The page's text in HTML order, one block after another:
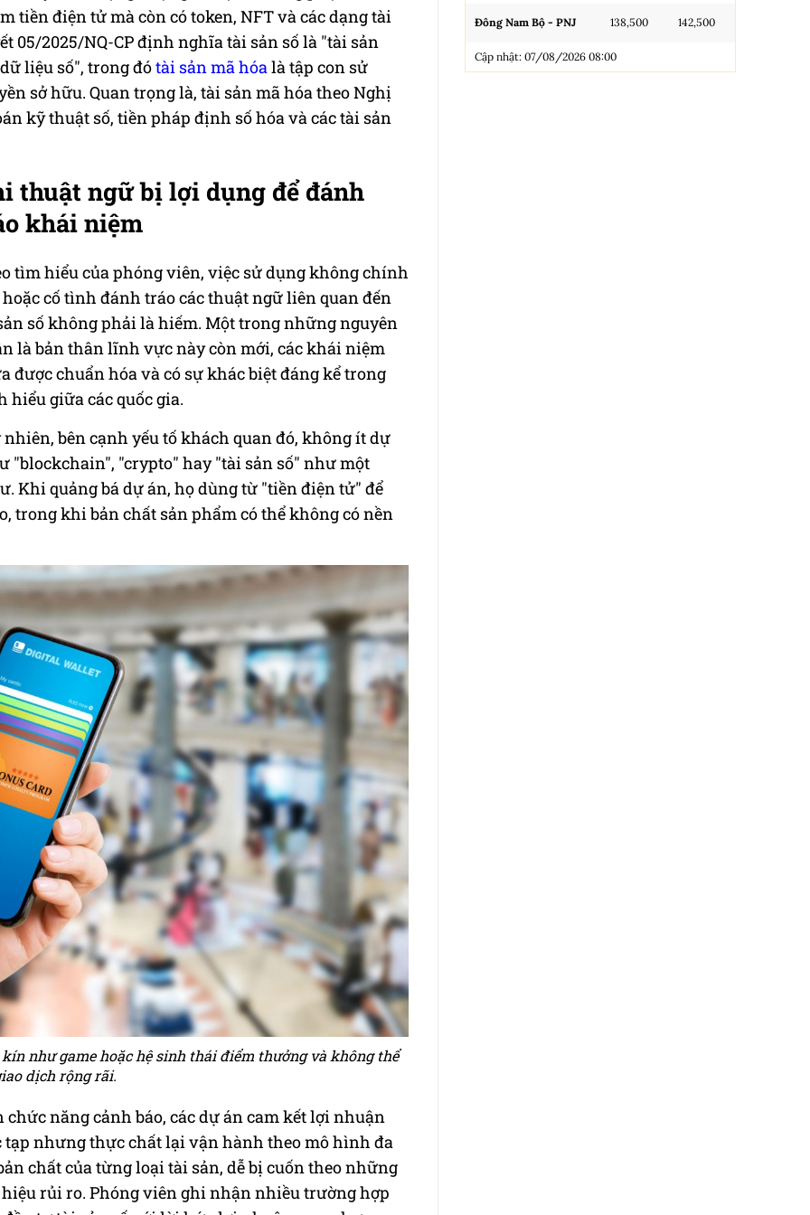
tiền điện tử mà còn có token, NFT và các dạng tài
05/2025/NQ-CP định nghĩa tài sản số là "tài sản
liệu số", trong đótài sản mã hóalà tập con sử
sở hữu. Quan trọng là, tài sản mã hóa theo Nghị
kỹ thuật số, tiền pháp định số hóa và các tài sản
thuật ngữ bị lợi dụng để đánh
khái niệm
tìm hiểu của phóng viên, việc sử dụng không chính
cố tình đánh tráo các thuật ngữ liên quan đến
số không phải là hiếm. Một trong những nguyên
là bản thân lĩnh vực này còn mới, các khái niệm
được chuẩn hóa và có sự khác biệt đáng kể trong
hiểu giữa các quốc gia.
nhiên, bên cạnh yếu tố khách quan đó, không ít dự
"blockchain", "crypto" hay "tài sản số" như một
Khi quảng bá dự án, họ dùng từ "tiền điện tử" để
trong khi bản chất sản phẩm có thể không có nền
như game hoặc hệ sinh thái điểm thưởng và không thể
dịch rộng rãi.
năng cảnh báo, các dự án cam kết lợi nhuận
tạp nhưng thực chất lại vận hành theo mô hình đa
chất của từng loại tài sản, dễ bị cuốn theo những
hiệu rủi ro. Phóng viên ghi nhận nhiều trường hợp
Đông Nam Bộ - PNJ 138,500 142,500
Cập nhật: 07/08/2026 08:00